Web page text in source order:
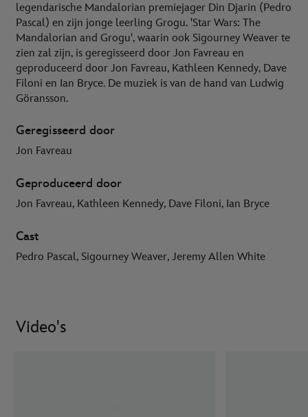
legendarische Mandalorian premiejager Din Djarin (Pedro
Pascal) en zijn jonge leerling Grogu. 'Star Wars: The
Mandalorian and Grogu', waarin ook Sigourney Weaver te
zien zal zijn, is geregisseerd door Jon Favreau en
geproduceerd door Jon Favreau, Kathleen Kennedy, Dave
Filoni en Ian Bryce. De muziek is van de hand van Ludwig
Göransson.
Geregisseerd door
Jon Favreau
Geproduceerd door
Jon Favreau, Kathleen Kennedy, Dave Filoni, Ian Bryce
Cast
Pedro Pascal, Sigourney Weaver, Jeremy Allen White
Video's